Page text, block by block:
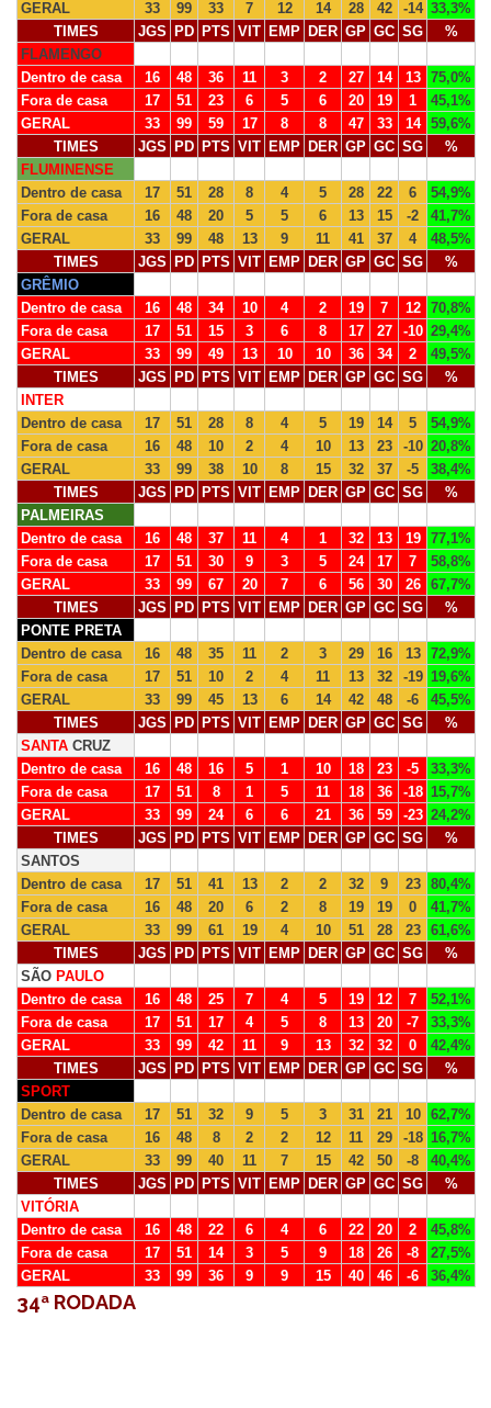
GERAL 33 99 33 7 12 14 28 42 -14 33,3%
TIMES
JGS PD PTS VIT EMP DER GP GC SG
%
FLAMENGO
Dentro de casa
16 48 36 11 3 2 27 14 13
75,0%
Fora de casa
17 51 23 6 5 6 20 19 1
45,1%
GERAL
33 99 59 17 8 8 47 33 14
59,6%
TIMES
JGS PD PTS VIT EMP DER GP GC SG
%
FLUMINENSE
Dentro de casa
17 51 28 8 4 5 28 22 6
54,9%
Fora de casa
16 48 20 5 5 6 13 15 -2
41,7%
GERAL
33 99 48 13 9 11 41 37 4
48,5%
TIMES
JGS PD PTS VIT EMP DER GP GC SG
%
GRÊMIO
Dentro de casa
16 48 34 10 4 2 19 7 12
70,8%
Fora de casa
17 51 15 3 6 8 17 27 -10 29,4%
GERAL
33 99 49 13 10 10 36 34 2
49,5%
TIMES
JGS PD PTS VIT EMP DER GP GC SG
%
INTER
Dentro de casa
17 51 28 8 4 5 19 14 5
54,9%
Fora de casa
16 48 10 2 4 10 13 23 -10 20,8%
GERAL
33 99 38 10 8 15 32 37 -5
38,4%
TIMES
JGS PD PTS VIT EMP DER GP GC SG
%
PALMEIRAS
Dentro de casa
16 48 37 11 4 1 32 13 19
77,1%
Fora de casa
17 51 30 9 3 5 24 17 7
58,8%
GERAL
33 99 67 20 7 6 56 30 26
67,7%
TIMES
JGS PD PTS VIT EMP DER GP GC SG
%
PONTE PRETA
Dentro de casa
16 48 35 11 2 3 29 16 13
72,9%
Fora de casa
17 51 10 2 4 11 13 32 -19 19,6%
GERAL
33 99 45 13 6 14 42 48 -6
45,5%
TIMES
JGS PD PTS VIT EMP DER GP GC SG
%
SANTA CRUZ
Dentro de casa
16 48 16 5 1 10 18 23 -5
33,3%
Fora de casa
17 51 8 1 5 11 18 36 -18 15,7%
GERAL
33 99 24 6 6 21 36 59 -23 24,2%
TIMES
JGS PD PTS VIT EMP DER GP GC SG
%
SANTOS
Dentro de casa
17 51 41 13 2 2 32 9 23
80,4%
Fora de casa
16 48 20 6 2 8 19 19 0
41,7%
GERAL
33 99 61 19 4 10 51 28 23
61,6%
TIMES
JGS PD PTS VIT EMP DER GP GC SG
%
SÃO PAULO
Dentro de casa
16 48 25 7 4 5 19 12 7
52,1%
Fora de casa
17 51 17 4 5 8 13 20 -7
33,3%
GERAL
33 99 42 11 9 13 32 32 0
42,4%
TIMES
JGS PD PTS VIT EMP DER GP GC SG
%
SPORT
Dentro de casa
17 51 32 9 5 3 31 21 10
62,7%
Fora de casa
16 48 8 2 2 12 11 29 -18 16,7%
GERAL
33 99 40 11 7 15 42 50 -8
40,4%
TIMES
JGS PD PTS VIT EMP DER GP GC SG
%
VITÓRIA
Dentro de casa
16 48 22 6 4 6 22 20 2
45,8%
Fora de casa
17 51 14 3 5 9 18 26 -8
27,5%
GERAL
33 99 36 9 9 15 40 46 -6 36,4%
34ª RODADA